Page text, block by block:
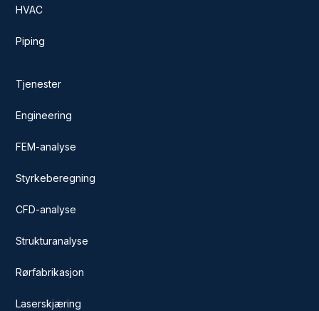
HVAC
Piping
Tjenester
Engineering
FEM-analyse
Styrkeberegning
CFD-analyse
Strukturanalyse
Rørfabrikasjon
Laserskjæring